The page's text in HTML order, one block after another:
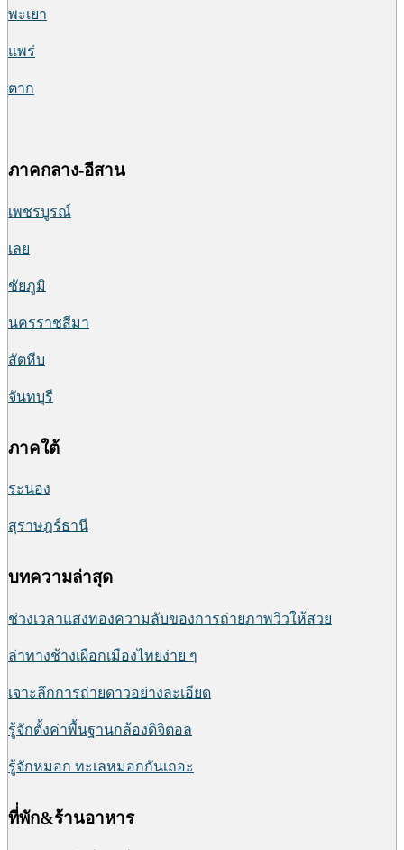
พะเยา
แพร่
ตาก
ภาคกลาง-อีสาน
เพชรบูรณ์
เลย
ชัยภูมิ
นครราชสีมา
สัตหีบ
จันทบุรี
ภาคใต้
ระนอง
สุราษฎร์ธานี
บทความล่าสุด
ช่วงเวลาแสงทองความลับของการถ่ายภาพวิวให้สวย
ล่าทางช้างเผือกเมืองไทยง่าย ๆ
เจาะลึกการถ่ายดาวอย่างละเอียด
รู้จักตั้งค่าพื้นฐานกล้องดิจิตอล
รู้จักหมอก ทะเลหมอกกันเถอะ
ที่่พัก&ร้านอาหาร